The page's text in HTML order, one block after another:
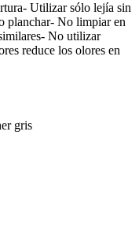
Utilizar sólo lejía sin
planchar- No limpiar en
No utilizar
reduce los olores en
gris